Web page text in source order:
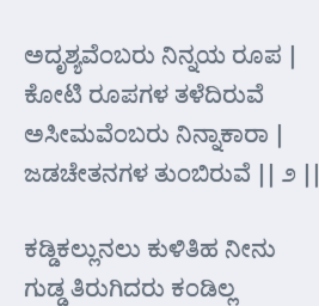
ಅದೃಶ್ಯವೆಂಬರು ನಿನ್ನಯ ರೂಪ |
ಕೋಟಿ ರೂಪಗಳ ತಳೆದಿರುವೆ
ಅಸೀಮವೆಂಬರು ನಿನ್ನಾಕಾರಾ |
ಜಡಚೇತನಗಳ ತುಂಬಿರುವೆ || ೨ ||
ಕಡ್ಡಿಕಲ್ಲುನಲು ಕುಳಿತಿಹ ನೀನು
ಗುಡ್ಡ ತಿರುಗಿದರು ಕಂಡಿಲ್ಲ